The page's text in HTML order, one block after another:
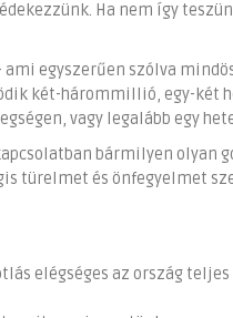
Ha nem így
egyszerűen szólva
két-hárommillió, egy-két
vagy legalább egy
bármilyen olyan
türelmet és önfegyelmet
elégséges az ország